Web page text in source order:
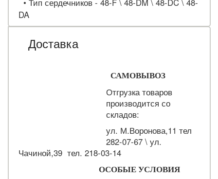
• Тип сердечников - 48-F \ 48-DM \ 48-DC \ 48-
DA
Доставка
САМОВЫВОЗ
Отгрузка товаров
производится со
складов:
ул. М.Воронова,11 тел
282-07-67 \ ул.
Чачиной,39 тел. 218-03-14
ОСОБЫЕ УСЛОВИЯ